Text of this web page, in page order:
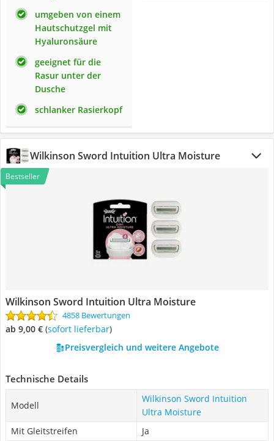
umgeben von einem
Hautschutzgel mit
Hyaluronsäure
geeignet für die
Rasur unter der
Dusche
schlanker Rasierkopf
Wilkinson Sword Intuition Ultra Moisture
Bestseller
Wilkinson Sword Intuition Ultra Moisture
4858 Bewertungen
ab 9,00 € ( Sofort lieferbar)
Preisvergleich und weitere Angebote
Technische Details
Modell
Wilkinson Sword Intuition
Ultra Moisture
Mit Gleitstreifen
Ja